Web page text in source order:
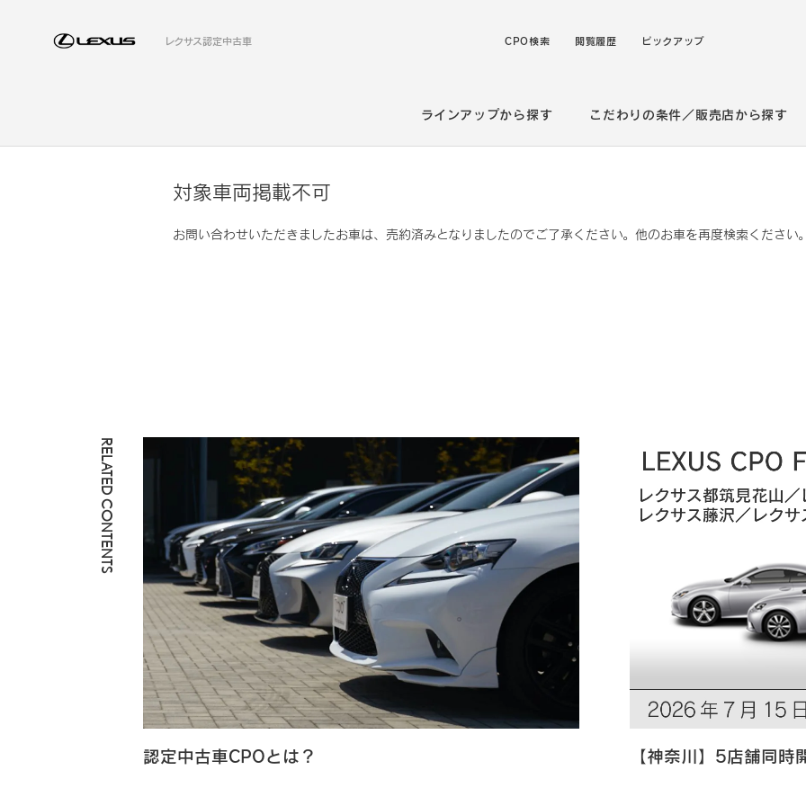
レクサス認定中古車 CPO検索 閲覧履歴 ピックアップ
ラインアップから探す こだわりの条件／販売店から探す
対象車両掲載不可
お問い合わせいただきましたお車は、売約済みとなりましたのでご了承ください。他のお車を再度検索ください
RELATED CONTENTS
認定中古車CPOとは？ 【神奈川】5店舗同時